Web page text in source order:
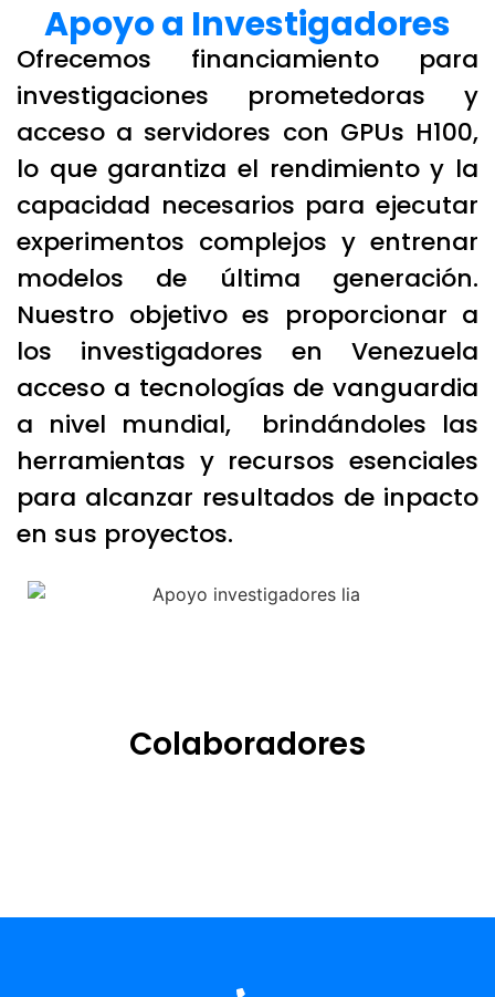
Apoyo a Investigadores
Ofrecemos financiamiento para
investigaciones prometedoras y
acceso a servidores con GPUs H100,
lo que garantiza el rendimiento y la
capacidad necesarios para ejecutar
experimentos complejos y entrenar
modelos de última generación.
Nuestro objetivo es proporcionar a
los investigadores en Venezuela
acceso a tecnologías de vanguardia
a nivel mundial, brindándoles las
herramientas y recursos esenciales
para alcanzar resultados de inpacto
en sus proyectos.
Colaboradores